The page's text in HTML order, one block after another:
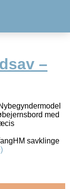
–
med
savklinge